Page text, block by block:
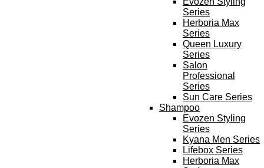
Series
Herboria Max
Series
Queen Luxury
Series
Salon
Professional
Series
Sun Care Series
Shampoo
Evozen Styling
Series
Kyana Men Series
Lifebox Series
Herboria Max